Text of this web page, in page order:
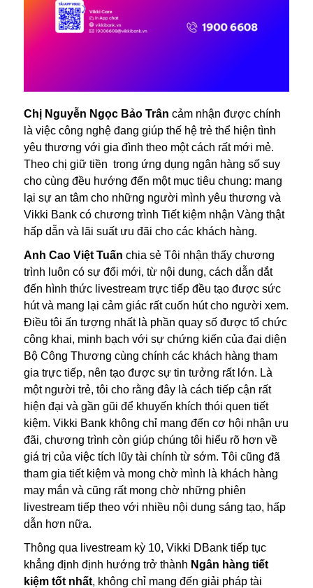
Chị Nguyễn Ngọc Bảo Trân cảm nhận được chính
là việc công nghệ đang giúp thế hệ trẻ thể hiện tình
yêu thương với gia đình theo một cách rất mới mẻ.
Theo chị giữ tiền trong ứng dụng ngân hàng số suy
cho cùng đều hướng đến một mục tiêu chung: mang
lại sự an tâm cho những người mình yêu thương và
Vikki Bank có chương trình Tiết kiệm nhận Vàng thật
hấp dẫn và lãi suất ưu đãi cho các khách hàng.
Anh Cao Việt Tuấn chia sẻ Tôi nhận thấy chương
trình luôn có sự đổi mới, từ nội dung, cách dẫn dắt
đến hình thức livestream trực tiếp đều tạo được sức
hút và mang lại cảm giác rất cuốn hút cho người xem.
Điều tôi ấn tượng nhất là phần quay số được tổ chức
công khai, minh bạch với sự chứng kiến của đại diện
Bộ Công Thương cùng chính các khách hàng tham
gia trực tiếp, nên tạo được sự tin tưởng rất lớn. Là
một người trẻ, tôi cho rằng đây là cách tiếp cận rất
hiện đại và gần gũi để khuyến khích thói quen tiết
kiệm. Vikki Bank không chỉ mang đến cơ hội nhận ưu
đãi, chương trình còn giúp chúng tôi hiểu rõ hơn về
giá trị của việc tích lũy tài chính từ sớm. Tôi cũng đã
tham gia tiết kiệm và mong chờ mình là khách hàng
may mắn và cũng rất mong chờ những phiên
livestream tiếp theo với nhiều nội dung sáng tạo, hấp
dẫn hơn nữa.
Thông qua livestream kỳ 10, Vikki DBank tiếp tục
khẳng định định hướng trở thành Ngân hàng tiết
kiệm tốt nhất, không chỉ mang đến giải pháp tài